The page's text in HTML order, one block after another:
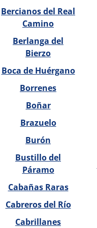
Bercianos del Real
Camino
Berlanga del
Bierzo
Boca de Huérgano
Borrenes
Boñar
Brazuelo
Burón
Bustillo del
Páramo
Cabañas Raras
Cabreros del Río
Cabrillanes